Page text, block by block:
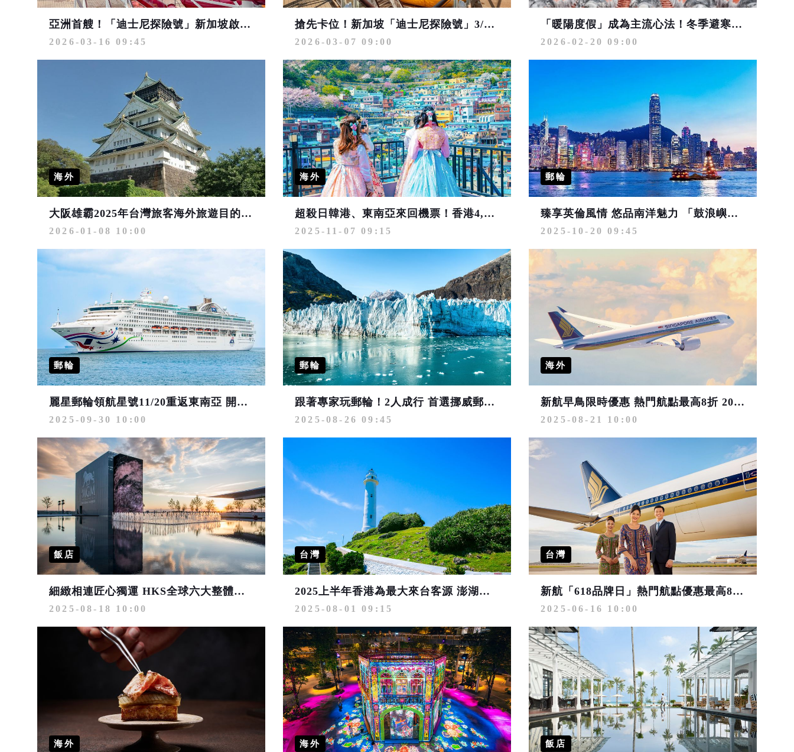
亞洲首艘！「迪士尼探險號」新加坡啟航 全球最長海上雲霄飛車與海上限定達菲商品登場
2026-03-16 09:45
搶先卡位！新加坡「迪士尼探險號」3/10夢幻首航 預訂航程送4,500元旅遊金
2026-03-07 09:00
「暖陽度假」成為主流心法！冬季避寒10大勝地 沖繩穩坐首選
2026-02-20 09:00
海外
大阪雄霸2025年台灣旅客海外旅遊目的地冠軍 日本二三線城市馬年繼續夯
2026-01-08 10:00
海外
超殺日韓港、東南亞來回機票！香港4,999元起、釜山7,299元起、峴港6,999元起
2025-11-07 09:15
郵輪
臻享英倫風情 悠品南洋魅力 「鼓浪嶼號」首發香港至東南亞航線啟航
2025-10-20 09:45
郵輪
麗星郵輪領航星號11/20重返東南亞 開啟檳城、普吉島、吉隆坡及民丹島3至4晚航程
2025-09-30 10:00
郵輪
跟著專家玩郵輪！2人成行 首選挪威郵輪阿拉斯加／亞洲精選航程
2025-08-26 09:45
海外
新航早鳥限時優惠 熱門航點最高8折 2026限期增班服務 提前規劃夢想之旅
2025-08-21 10:00
飯店
細緻相連匠心獨運 HKS全球六大整體設計旅宿體驗
2025-08-18 10:00
台灣
2025上半年香港為最大來台客源 澎湖、綠島躍升長住旅遊熱點
2025-08-01 09:15
台灣
新航「618品牌日」熱門航點優惠最高88折
2025-06-16 10:00
海外 海外 飯店